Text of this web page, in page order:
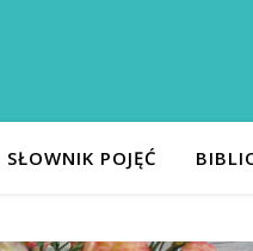
SŁOWNIK POJĘĆ